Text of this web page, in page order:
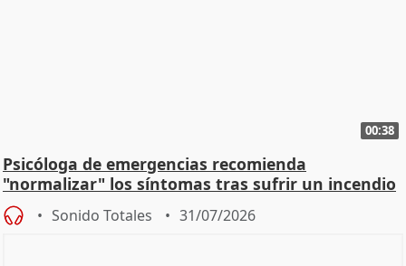
00:38
Psicóloga de emergencias recomienda
"normalizar" los síntomas tras sufrir un incendio
Sonido Totales 31/07/2026